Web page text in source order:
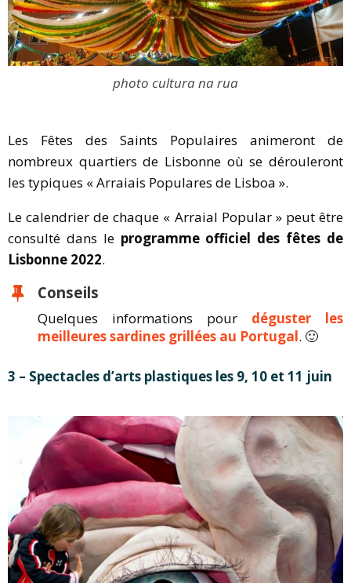
photo cultura na rua
Les Fêtes des Saints Populaires animeront de
nombreux quartiers de Lisbonne où se dérouleront
les typiques « Arraiais Populares de Lisboa ».
Le calendrier de chaque « Arraial Popular » peut être
consulté dans le programme officiel des fêtes de
Lisbonne 2022.
Conseils
Quelques informations pour déguster les
meilleures sardines grillées au Portugal. 🙂
3 – Spectacles d’arts plastiques les 9, 10 et 11 juin